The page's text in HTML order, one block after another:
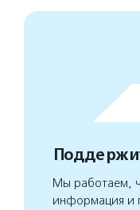
Мы работаем,
информация и